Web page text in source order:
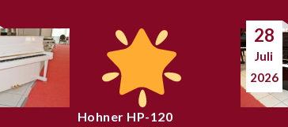
Hohner HP-120
28
Juli
2026